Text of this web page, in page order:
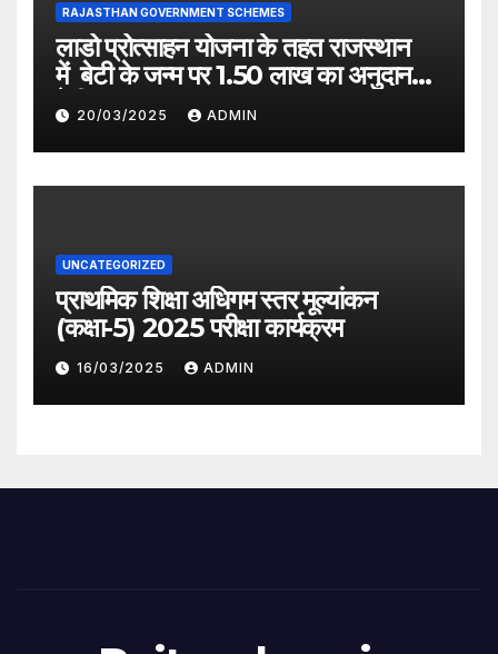
RAJASTHAN GOVERNMENT SCHEMES
लाडो प्रोत्साहन योजना के तहत राजस्थान
में बेटी के जन्म पर 1.50 लाख का अनुदान
देगी सरकार
20/03/2025 ADMIN
UNCATEGORIZED
प्राथमिक शिक्षा अधिगम स्तर मूल्यांकन
(कक्षा-5) 2025 परीक्षा कार्यक्रम
16/03/2025 ADMIN